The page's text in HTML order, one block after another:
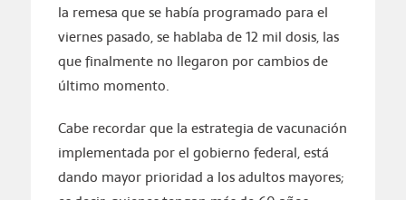
la remesa que se había programado para el
viernes pasado, se hablaba de 12 mil dosis, las
que finalmente no llegaron por cambios de
último momento.
Cabe recordar que la estrategia de vacunación
implementada por el gobierno federal, está
dando mayor prioridad a los adultos mayores;